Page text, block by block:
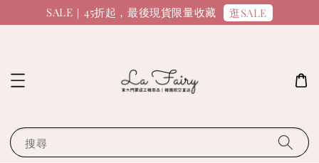
SALE｜45折起，最後現貨限量收藏 逛SALE
搜尋